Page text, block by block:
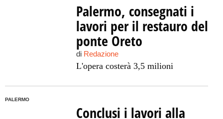
Palermo, consegnati i
lavori per il restauro del
ponte Oreto
di Redazione
L'opera costerà 3,5 milioni
PALERMO
Conclusi i lavori alla